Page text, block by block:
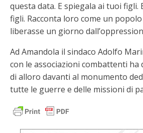
questa data. E spiegala ai tuoi figli.
figli. Racconta loro come un
liberasse un giorno
Ad Amandola il sindaco Adolfo
con le associazioni combattenti ha
di alloro davanti al monumento
tutte le guerre e delle missioni di